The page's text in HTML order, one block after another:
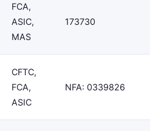
FCA,
ASIC,
MAS
173730
CFTC,
FCA,
ASIC
NFA: 0339826